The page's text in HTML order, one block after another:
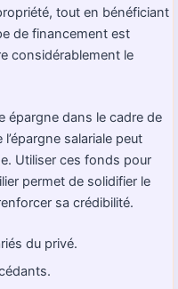
tout en bénéficiant
de financement est
considérablement le
épargne dans le cadre de
salariale peut
Utiliser ces fonds pour
permet de solidifier le
sa crédibilité.
du privé.